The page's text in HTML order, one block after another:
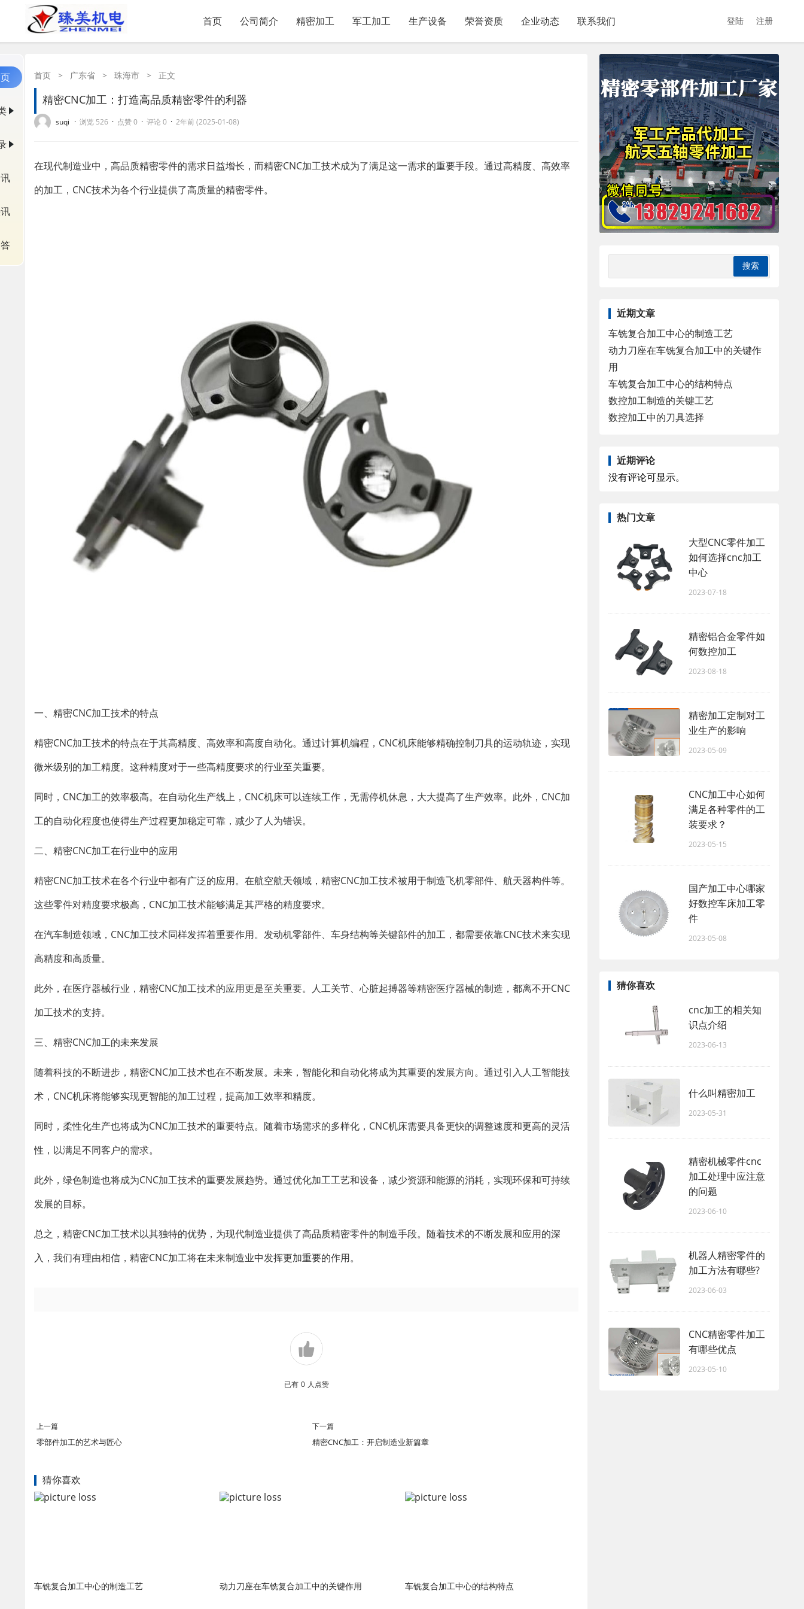
首页 公司简介 精密加工 军工加工 生产设备 荣誉资质 企业动态 联系我们 登陆 注册
首页 > 广东省 > 珠海市 > 正文
精密CNC加工：打造高品质精密零件的利器
suqi · 浏览 526 · 点赞 0 · 评论 0 · 2年前 (2025-01-08)
在现代制造业中，高品质精密零件的需求日益增长，而精密CNC加工技术成为了满足这一需求的重要手段。通过高精度、高效率
的加工，CNC技术为各个行业提供了高质量的精密零件。
一、精密CNC加工技术的特点
精密CNC加工技术的特点在于其高精度、高效率和高度自动化。通过计算机编程，CNC机床能够精确控制刀具的运动轨迹，实现
微米级别的加工精度。这种精度对于一些高精度要求的行业至关重要。
同时，CNC加工的效率极高。在自动化生产线上，CNC机床可以连续工作，无需停机休息，大大提高了生产效率。此外，CNC加
工的自动化程度也使得生产过程更加稳定可靠，减少了人为错误。
二、精密CNC加工在行业中的应用
精密CNC加工技术在各个行业中都有广泛的应用。在航空航天领域，精密CNC加工技术被用于制造飞机零部件、航天器构件等。
这些零件对精度要求极高，CNC加工技术能够满足其严格的精度要求。
在汽车制造领域，CNC加工技术同样发挥着重要作用。发动机零部件、车身结构等关键部件的加工，都需要依靠CNC技术来实现
高精度和高质量。
此外，在医疗器械行业，精密CNC加工技术的应用更是至关重要。人工关节、心脏起搏器等精密医疗器械的制造，都离不开CNC
加工技术的支持。
三、精密CNC加工的未来发展
随着科技的不断进步，精密CNC加工技术也在不断发展。未来，智能化和自动化将成为其重要的发展方向。通过引入人工智能技
术，CNC机床将能够实现更智能的加工过程，提高加工效率和精度。
同时，柔性化生产也将成为CNC加工技术的重要特点。随着市场需求的多样化，CNC机床需要具备更快的调整速度和更高的灵活
性，以满足不同客户的需求。
此外，绿色制造也将成为CNC加工技术的重要发展趋势。通过优化加工工艺和设备，减少资源和能源的消耗，实现环保和可持续
发展的目标。
总之，精密CNC加工技术以其独特的优势，为现代制造业提供了高品质精密零件的制造手段。随着技术的不断发展和应用的深
入，我们有理由相信，精密CNC加工将在未来制造业中发挥更加重要的作用。
已有 0 人点赞
上一篇
零部件加工的艺术与匠心
下一篇
精密CNC加工：开启制造业新篇章
猜你喜欢
车铣复合加工中心的制造工艺 动力刀座在车铣复合加工中的关键作用 车铣复合加工中心的结构特点
近期文章
车铣复合加工中心的制造工艺
动力刀座在车铣复合加工中的关键作
用
车铣复合加工中心的结构特点
数控加工制造的关键工艺
数控加工中的刀具选择
近期评论
没有评论可显示。
热门文章
大型CNC零件加工
如何选择cnc加工
中心
2023-07-18
​精密铝合金零件如
何数控加工
2023-08-18
精密加工定制对工
业生产的影响
2023-05-09
CNC加工中心如何
满足各种零件的工
装要求？
2023-05-15
国产加工中心哪家
好数控车床加工零
件
2023-05-08
猜你喜欢
cnc加工的相关知
识点介绍
2023-06-13
什么叫精密加工
2023-05-31
精密机械零件cnc
加工处理中应注意
的问题
2023-06-10
机器人精密零件的
加工方法有哪些?
2023-06-03
CNC精密零件加工
有哪些优点
2023-05-10